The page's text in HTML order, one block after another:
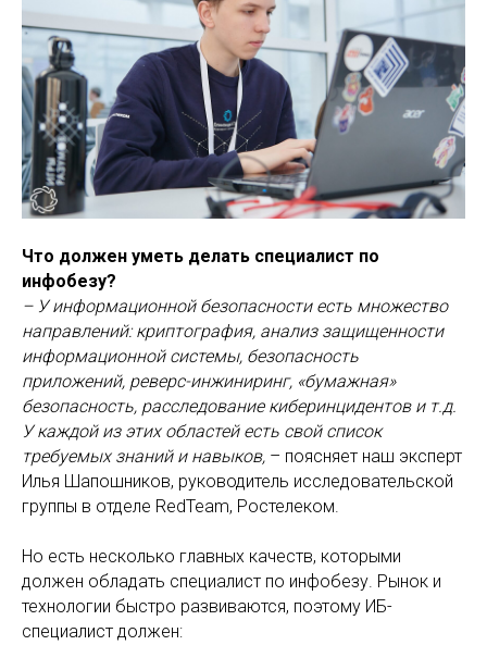
Что должен уметь делать специалист по
инфобезу?
– У информационной безопасности есть множество
направлений: криптография, анализ защищенности
информационной системы, безопасность
приложений, реверс-инжиниринг, «бумажная»
безопасность, расследование киберинцидентов и т.д.
У каждой из этих областей есть свой список
требуемых знаний и навыков, – поясняет наш эксперт
Илья Шапошников, руководитель исследовательской
группы в отделе RedTeam, Ростелеком.
Но есть несколько главных качеств, которыми
должен обладать специалист по инфобезу. Рынок и
технологии быстро развиваются, поэтому ИБ-
специалист должен: